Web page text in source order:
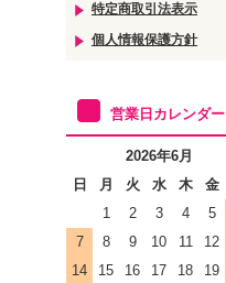
特定商取引法表示
個人情報保護方針
営業日カレンダー
2026年6月
日
月 火 水 木 金
1
2 3 4 5
7
8 9 10 11 12
14
15 16 17 18 19